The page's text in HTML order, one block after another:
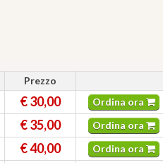
Prezzo
€ 30,00 Ordina ora
€ 35,00 Ordina ora
€ 40,00 Ordina ora